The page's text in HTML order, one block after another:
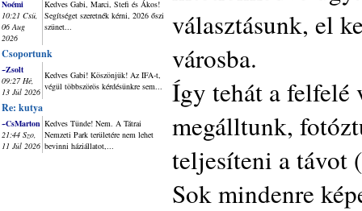
Noémi
10:21 Csü,
06 Aug
2026
Kedves Gabi, Marci, Stefi és Ákos!
Segítséget szeretnék kérni, 2026 őszi
szünet...
Csoportunk
~Zsolt
09:27 Hé,
13 Júl 2026
Kedves Gabi! Köszönjük! Az IFA-t,
végül többszörös kérdésünkre sem...
Re: kutya
~CsMarton
21:44 Szo,
11 Júl 2026
Kedves Tünde! Nem. A Tátrai
Nemzeti Park területére nem lehet
bevinni háziállatot,...
választásunk, el
városba.
Így tehát a felfelé
megálltunk,
teljesíteni a távot
Sok mindenre